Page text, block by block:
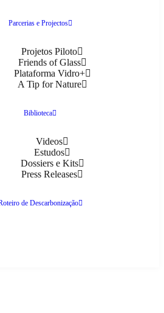
Parcerias e Projectos
Projetos Piloto
Friends of Glass
Plataforma Vidro+
A Tip for Nature
Biblioteca
Videos
Estudos
Dossiers e Kits
Press Releases
de Descarbonização